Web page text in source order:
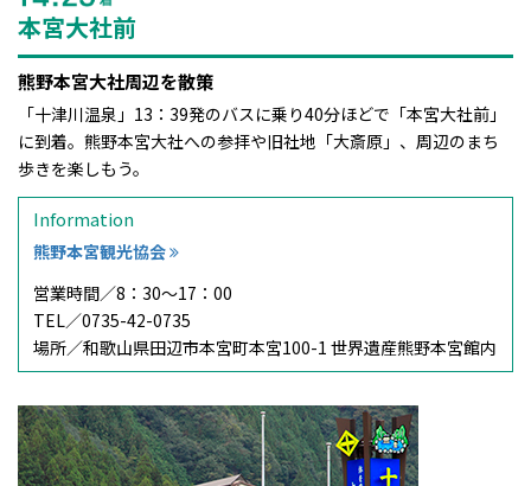
本宮大社前
熊野本宮大社周辺を散策
「十津川温泉」13：39発のバスに乗り40分ほどで「本宮大社前」
に到着。熊野本宮大社への参拝や旧社地「大斎原」、周辺のまち
歩きを楽しもう。
Information
熊野本宮観光協会
営業時間／8：30～17：00
TEL／0735-42-0735
場所／和歌山県田辺市本宮町本宮100-1 世界遺産熊野本宮館内